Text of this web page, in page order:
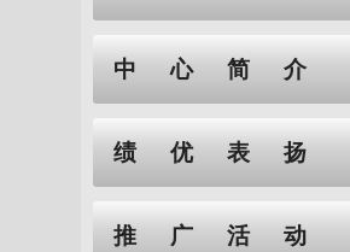
中心简介
绩优表扬
推广活动